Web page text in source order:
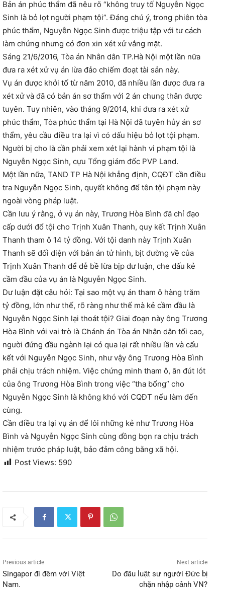
Bản án phúc thẩm đã nêu rõ “không truy tố Nguyễn Ngọc
Sinh là bỏ lọt người phạm tội”. Đáng chú ý, trong phiên tòa
phúc thẩm, Nguyễn Ngọc Sinh được triệu tập với tư cách
làm chứng nhưng có đơn xin xét xử vắng mặt.
Sáng 21/6/2016, Tòa án Nhân dân TP.Hà Nội một lần nữa
đưa ra xét xử vụ án lừa đảo chiếm đoạt tài sản này.
Vụ án được khởi tố từ năm 2010, đã nhiều lần được đưa ra
xét xử và đã có bản án sơ thẩm với 2 án chung thân được
tuyên. Tuy nhiên, vào tháng 9/2014, khi đưa ra xét xử
phúc thẩm, Tòa phúc thẩm tại Hà Nội đã tuyên hủy án sơ
thẩm, yêu cầu điều tra lại vì có dấu hiệu bỏ lọt tội phạm.
Người bị cho là cần phải xem xét lại hành vi phạm tội là
Nguyễn Ngọc Sinh, cựu Tổng giám đốc PVP Land.
Một lần nữa, TAND TP Hà Nội khẳng định, CQĐT cần điều
tra Nguyễn Ngọc Sinh, quyết không để tên tội phạm này
ngoài vòng pháp luật.
Cần lưu ý rằng, ở vụ án này, Trương Hòa Bình đã chỉ đạo
cấp dưới đổ tội cho Trịnh Xuân Thanh, quy kết Trịnh Xuân
Thanh tham ô 14 tỷ đồng. Với tội danh này Trịnh Xuân
Thanh sẽ đối diện với bản án tử hình, bịt đường về của
Trịnh Xuân Thanh để dễ bề lừa bịp dư luận, che dấu kẻ
cầm đầu của vụ án là Nguyễn Ngọc Sinh.
Dư luận đặt câu hỏi: Tại sao một vụ án tham ô hàng trăm
tỷ đồng, lớn như thế, rõ ràng như thế mà kẻ cầm đầu là
Nguyễn Ngọc Sinh lại thoát tội? Giai đoạn này ông Trương
Hòa Bình với vai trò là Chánh án Tòa án Nhân dân tối cao,
người đứng đầu ngành lại có qua lại rất nhiều lần và cấu
kết với Nguyễn Ngọc Sinh, như vậy ông Trương Hòa Bình
phải chịu trách nhiệm. Việc chứng minh tham ô, ăn đút lót
của ông Trương Hòa Bình trong việc “tha bổng” cho
Nguyễn Ngọc Sinh là không khó với CQĐT nếu làm đến
cùng.
Cần điều tra lại vụ án để lôi những kẻ như Trương Hòa
Bình và Nguyễn Ngọc Sinh cùng đồng bọn ra chịu trách
nhiệm trước pháp luật, bảo đảm công bằng xã hội.
Post Views: 590
Previous article
Singapor đi đêm với Việt
Nam.
Next article
Do đâu luật sư người Đức bị
chặn nhập cảnh VN?